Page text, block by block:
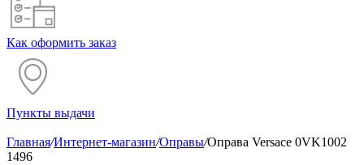
Как оформить заказ
Пункты выдачи
Главная/Интернет-магазин/Оправы/Оправа Versace 0VK1002
1496